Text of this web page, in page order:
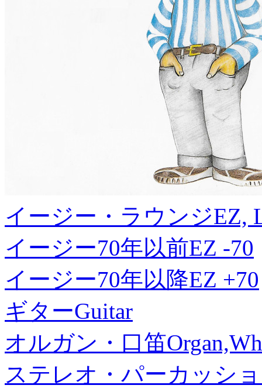
イージー・ラウンジEZ,
イージー70年以前EZ -70
イージー70年以降EZ +70
ギターGuitar
オルガン・口笛
ステレオ・パーカッシ